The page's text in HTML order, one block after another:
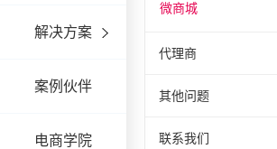
解决方案
案例伙伴
电商学院
微商城
代理商
其他问题
联系我们